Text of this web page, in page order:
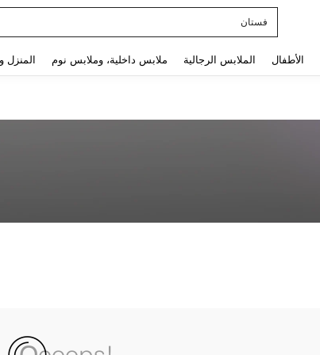
فستان
الأطفال الملابس الرجالية ملابس داخلية، وملابس نوم المنزل